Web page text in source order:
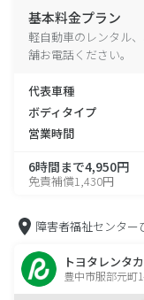
基本料金プラン
軽自動車のレンタル
舗お電話ください。
代表車種
ボディタイプ
営業時間
6時間まで4,950円
免責補償1,430円
障害者福祉センター
トヨタレンタ
豊中市服部元町